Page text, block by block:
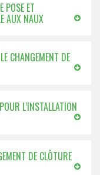
POSE ET
AUX NAUX
CHANGEMENT DE
L’INSTALLATION
DE CLÔTURE